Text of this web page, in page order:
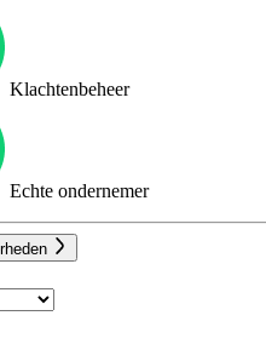
Klachtenbeheer
Echte ondernemer